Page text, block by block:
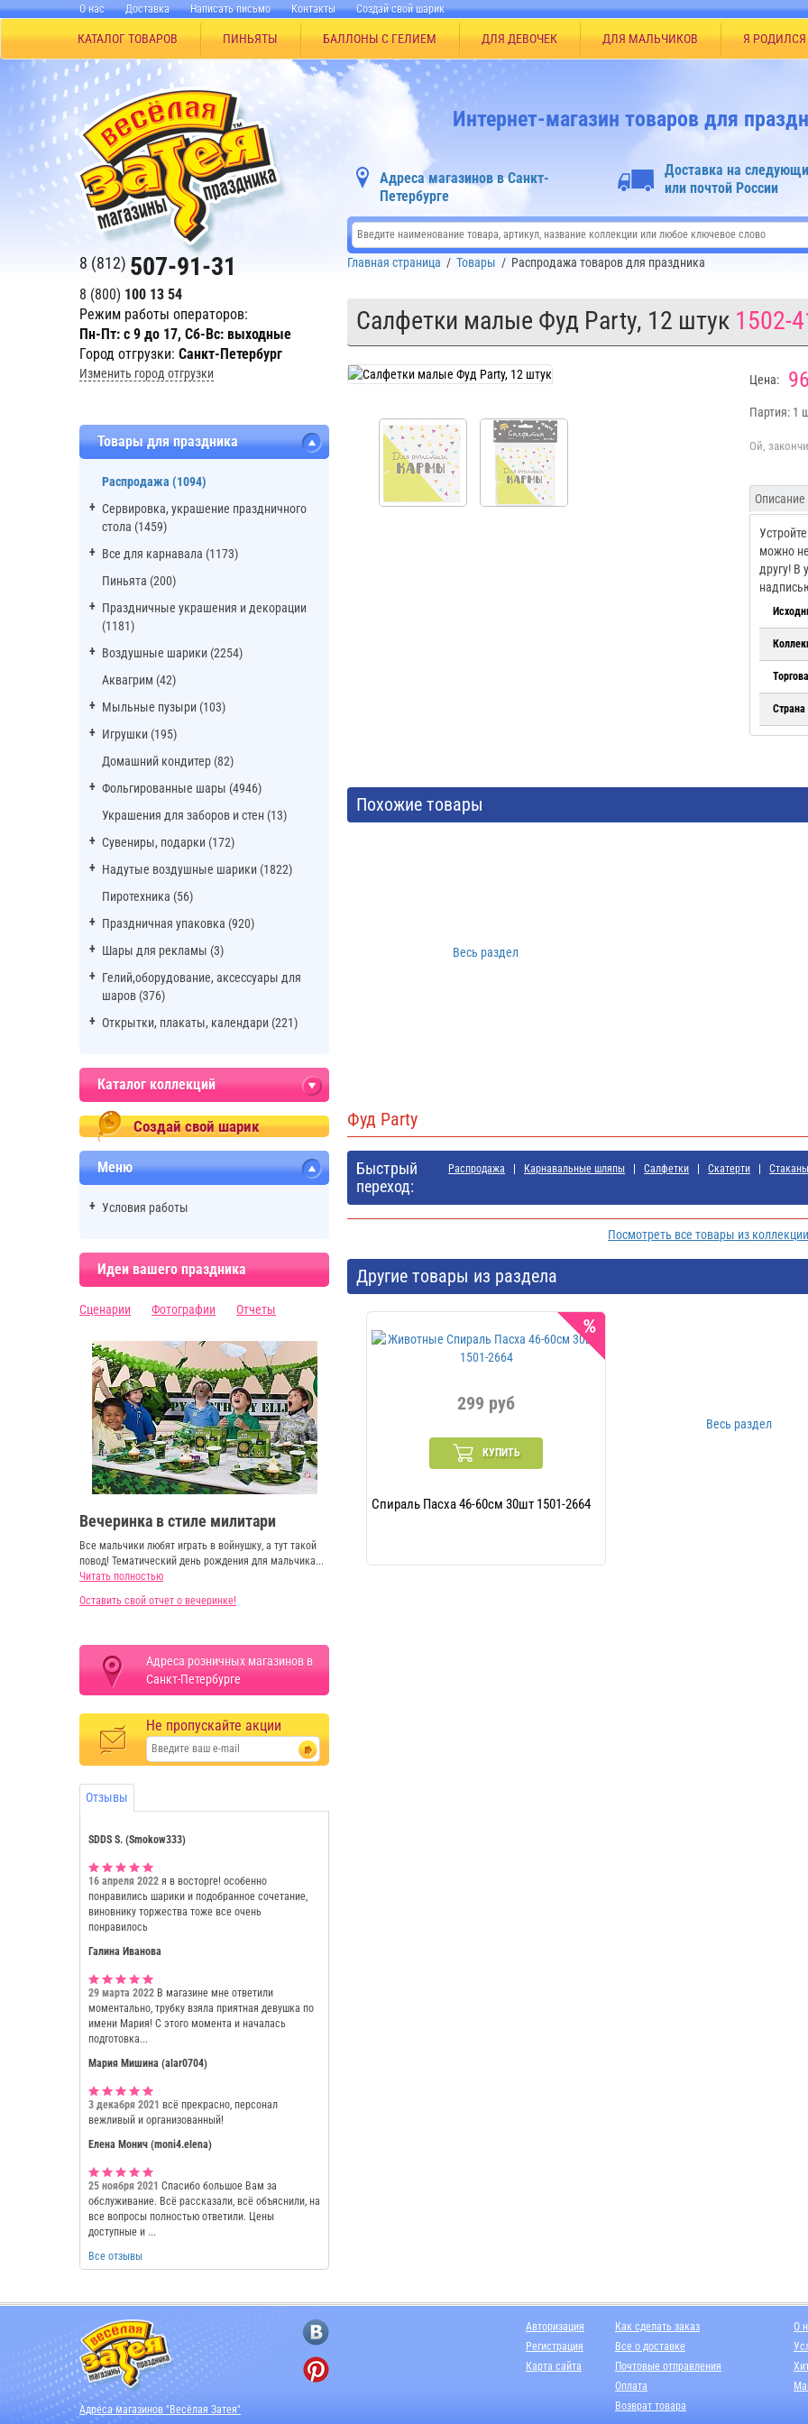
О нас Доставка Написать письмо Контакты Создай свой шарик
КАТАЛОГ ТОВАРОВ ПИНЬЯТЫ БАЛЛОНЫ С ГЕЛИЕМ ДЛЯ ДЕВОЧЕК ДЛЯ МАЛЬЧИКОВ Я РОДИЛСЯ
8 (812) 507-91-31
8 (800) 100 13 54
Режим работы операторов:
Пн-Пт: с 9 до 17, Сб-Вс: выходные
Город отгрузки: Санкт-Петербург
Изменить город отгрузки
Товары для праздника
Распродажа (1094)
Сервировка, украшение праздничного
стола (1459)
Все для карнавала (1173)
Пиньята (200)
Праздничные украшения и декорации
(1181)
Воздушные шарики (2254)
Аквагрим (42)
Мыльные пузыри (103)
Игрушки (195)
Домашний кондитер (82)
Фольгированные шары (4946)
Украшения для заборов и стен (13)
Сувениры, подарки (172)
Надутые воздушные шарики (1822)
Пиротехника (56)
Праздничная упаковка (920)
Шары для рекламы (3)
Гелий,оборудование, аксессуары для
шаров (376)
Открытки, плакаты, календари (221)
Каталог коллекций
Создай свой шарик
Меню
Условия работы
Идеи вашего праздника
Сценарии Фотографии Отчеты
Вечеринка в стиле милитари
Все мальчики любят играть в войнушку, а тут такой
повод! Тематический день рождения для мальчика...
Читать полностью
Оставить свой отчет о вечеринке!
Адреса розничных магазинов в
Санкт-Петербурге
Не пропускайте акции
Отзывы
SDDS S. (Smokow333)
16 апреля 2022 я в восторге! особенно
понравились шарики и подобранное сочетание,
виновнику торжества тоже все очень
понравилось
Галина Иванова
29 марта 2022 В магазине мне ответили
моментально, трубку взяла приятная девушка по
имени Мария! С этого момента и началась
подготовка...
Мария Мишина (alar0704)
3 декабря 2021 всё прекрасно, персонал
вежливый и организованный!
Елена Монич (moni4.elena)
25 ноября 2021 Спасибо большое Вам за
обслуживание. Всё рассказали, всё объяснили, на
все вопросы полностью ответили. Цены
доступные и ...
Все отзывы
Интернет-магазин товаров для
Адреса магазинов в Санкт-
Петербурге
Доставка на
или почтой России
Главная страница / Товары / Распродажа товаров для праздника
Салфетки малые Фуд Party, 12 штук 1502-
Цена:
Партия: 1
Описание
можно
другу! В
Похожие товары
Весь раздел
Фуд Party
Быстрый
переход:
Распродажа Карнавальные шляпы Салфетки Скатерти Стаканы
Посмотреть все товары из
Другие товары из раздела
299 руб
КУПИТЬ
Спираль Пасха 46-60см 30шт 1501-2664
Весь раздел
Адреса магазинов "Весёлая Затея"
Авторизация
Регистрация
Карта сайта
Как сделать заказ
Все о доставке
Почтовые отправления
Оплата
Возврат товара
О